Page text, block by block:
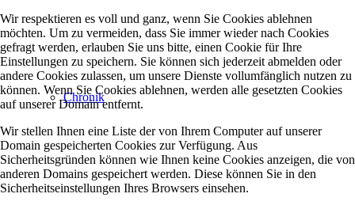
Chronik
Wir respektieren es voll und ganz, wenn Sie Cookies ablehnen
möchten. Um zu vermeiden, dass Sie immer wieder nach Cookies
gefragt werden, erlauben Sie uns bitte, einen Cookie für Ihre
Einstellungen zu speichern. Sie können sich jederzeit abmelden oder
andere Cookies zulassen, um unsere Dienste vollumfänglich nutzen zu
können. Wenn Sie Cookies ablehnen, werden alle gesetzten Cookies
auf unserer Domain entfernt.
Wir stellen Ihnen eine Liste der von Ihrem Computer auf unserer
Domain gespeicherten Cookies zur Verfügung. Aus
Sicherheitsgründen können wie Ihnen keine Cookies anzeigen, die von
anderen Domains gespeichert werden. Diese können Sie in den
Sicherheitseinstellungen Ihres Browsers einsehen.